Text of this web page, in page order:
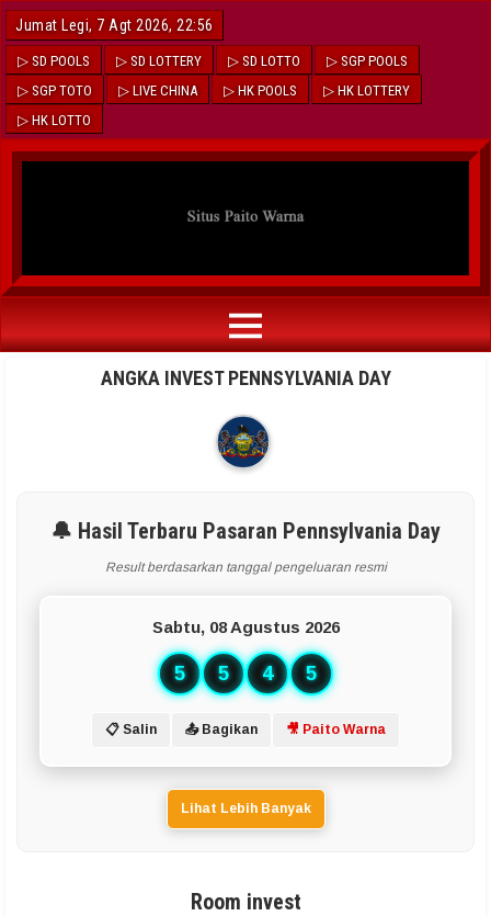
Jumat Legi, 7 Agt 2026, 22:56
▷ SD POOLS ▷ SD LOTTERY ▷ SD LOTTO
▷ SGP POOLS
▷ SGP TOTO
▷ LIVE CHINA ▷ HK POOLS
▷ HK LOTTERY
▷ HK LOTTO
ANGKA INVEST PENNSYLVANIA DAY
🔔 Hasil Terbaru Pasaran Pennsylvania Day
Result berdasarkan tanggal pengeluaran resmi
Sabtu, 08 Agustus 2026
5 5 4 5
📋 Salin 📤 Bagikan 🎥 Paito Warna
Lihat Lebih Banyak
Room invest